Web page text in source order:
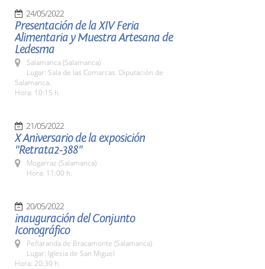
24/05/2022
Presentación de la XIV Feria
Alimentaria y Muestra Artesana de
Ledesma
Salamanca (Salamanca)
Lugar: Sala de las Comarcas. Diputación de
Salamanca.
Hora: 10:15 h.
21/05/2022
X Aniversario de la exposición
"Retrata2-388"
Mogarraz (Salamanca)
Hora: 11:00 h.
20/05/2022
inauguración del Conjunto
Iconográfico
Peñaranda de Bracamonte (Salamanca)
Lugar: Iglesia de San Miguel
Hora: 20:30 h.